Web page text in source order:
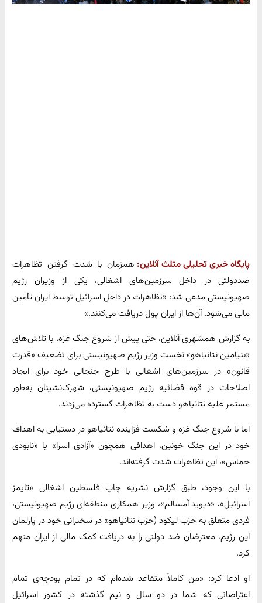
پایگاه خبری تحلیلی مثلث آنلاین: همزمان با شدت گرفتن تظاهرات
ضددولتی در داخل سرزمین‌های اشغالی، یکی از وزیران رژیم
صهیونیستی مدعی شد: «تظاهرات در داخل اسرائیل توسط ایران تأمین
مالی می‌شود. آن‌ها از ایران پول دریافت می‌کنند.»
به گزارش همشهری آنلاین، حتی پیش از شروع جنگ غزه، با تلاش‌های
«بنیامین نتانیاهو» نخست وزیر رژیم صهیونیستی برای تضعیف «قدرت
قانون» در سرزمین‌های اشغالی با طرح جنجالی خود برای ایجاد
اصلاحات در قوه قضائیه رژیم صهیونیستی، شهرک‌نشینان به‌طور
مستمر علیه نتانیاهو دست به تظاهرات گسترده می‌زدند.
اما با شروع جنگ غزه و شکست فزاینده نتانیاهو در دستیابی به اهداف
خود در این جنگ خونین، اهدافی همچون «آزادی اسرا» یا «نابودی
حماس»، این تظاهرات شدت گرفته‌اند.
با این وجود، طبق گزارش نشریه چاپ فلسطین اشغالی «تایمز
اسرائیل»، «دیوید آمسالم»، وزیر همکاری منطقه‌ای رژیم صهیونیستی،
فردی متعلق به حزب لیکود (حزب نتانیاهو» در سخنرانی خود در پارلمان
این رژیم، معترضان ضد دولتی را به دریافت کمک مالی از ایران متهم
کرد.
او ادعا کرد: «من کاملاً متقاعد شده‌ام که در تمام بودجه‌ی تمام
اعتراضاتی که شما در دو سال و نیم گذشته در کشور اسرائیل